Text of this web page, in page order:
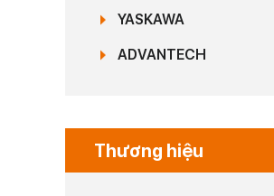
YASKAWA
ADVANTECH
Thương hiệu